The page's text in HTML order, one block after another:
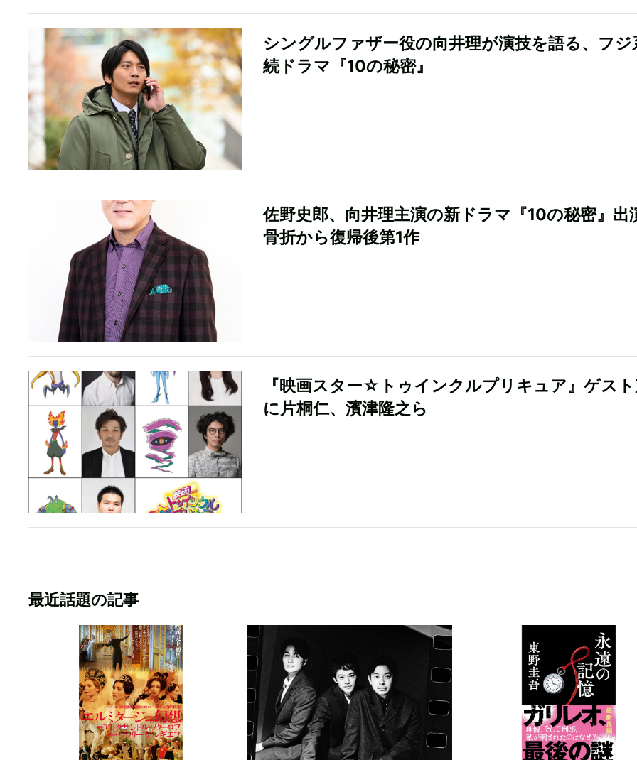
シングルファザー役の向井理が演技を語る、フジ
続ドラマ『10の秘密』
佐野史郎、向井理主演の新ドラマ『10の秘密』
骨折から復帰後第1作
『映画スター☆トゥインクルプリキュア』ゲス
に片桐仁、濱津隆之ら
最近話題の記事